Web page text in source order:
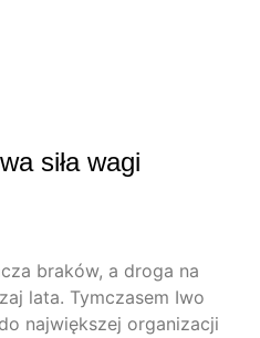
siła wagi
braków, a droga na
lata. Tymczasem Iwo
największej organizacji